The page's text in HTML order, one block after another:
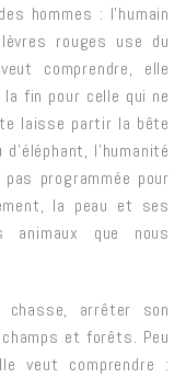
hommes : l’humain
rouges use du
comprendre, elle
fin pour celle qui ne
laisse partir la bête
l’humanité
programmée pour
la peau et ses
animaux que nous
chasse, arrêter son
et forêts. Peu
veut comprendre :